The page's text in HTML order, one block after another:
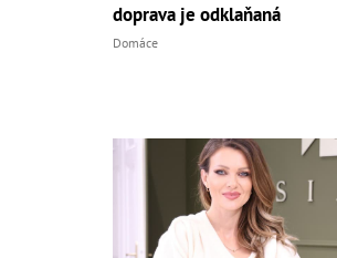
doprava je odklaňaná
Domáce